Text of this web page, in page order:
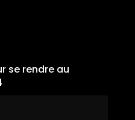
se rendre au